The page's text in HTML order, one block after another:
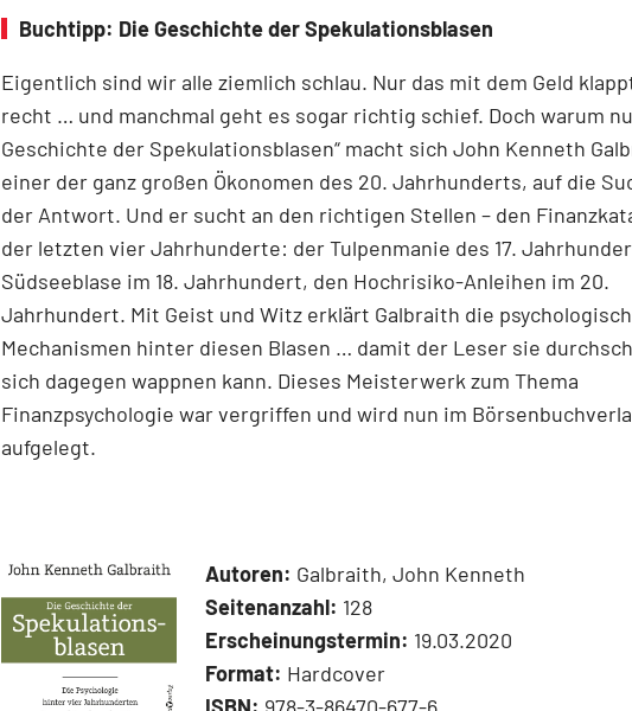
Buchtipp: Die Geschichte der Spekulationsblasen
Eigentlich sind wir alle ziemlich schlau. Nur das mit dem Geld
recht … und manchmal geht es sogar richtig schief. Doch warum
Geschichte der Spekulationsblasen“ macht sich John Kenneth
einer der ganz großen Ökonomen des 20. Jahrhunderts, auf die
der Antwort. Und er sucht an den richtigen Stellen – den
der letzten vier Jahrhunderte: der Tulpenmanie des 17.
Südseeblase im 18. Jahrhundert, den Hochrisiko-Anleihen im 20.
Jahrhundert. Mit Geist und Witz erklärt Gal­braith die
Mechanismen hinter diesen Blasen … damit der Leser sie
sich dagegen wappnen kann. Dieses Meisterwerk zum Thema
Finanzpsychologie war vergriffen und wird nun im
aufgelegt.
Autoren: Galbraith, John Kenneth
Seitenanzahl: 128
Erscheinungstermin: 19.03.2020
Format: Hardcover